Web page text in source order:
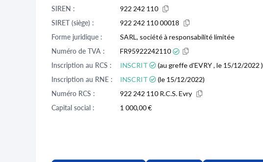
SIREN :
922 242 110
SIRET (siège) :
922 242 110 00018
Forme juridique :
SARL, société à responsabilité limitée
Numéro de TVA :
FR95922242110
Inscription au RCS :
INSCRIT
(au greffe d'EVRY , le 15/12/2022 )
Inscription au RNE :
INSCRIT
(le 15/12/2022)
Numéro RCS :
922 242 110 R.C.S. Evry
Capital social :
1 000,00 €